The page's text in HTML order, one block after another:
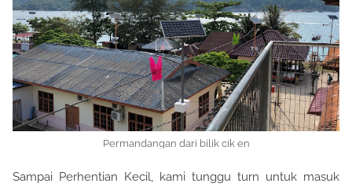
Permandangan dari bilik cik en
Sampai Perhentian Kecil, kami tunggu turn untuk masuk